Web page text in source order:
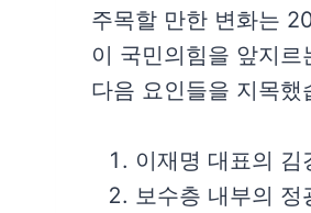
주목할 만한 변화는
이 국민의힘을 앞지
다음 요인들을 지목했
이재명 대표의
보수층 내부의